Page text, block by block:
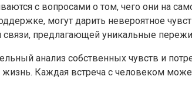
с вопросами о том, чего они на
могут дарить невероятное
предлагающей уникальные
анализ собственных чувств и
Каждая встреча с человеком